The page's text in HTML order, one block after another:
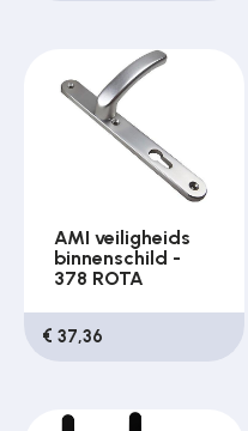
AMI veiligheids
binnenschild -
378 ROTA
€ 37,36